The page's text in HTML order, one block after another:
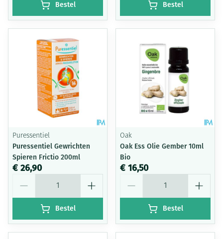
Bestel Bestel
Puressentiel
Puressentiel Gewrichten
Spieren Frictio 200ml
€ 26,90
Bestel
Oak
Oak Ess Olie Gember 10ml
Bio
€ 16,50
Bestel